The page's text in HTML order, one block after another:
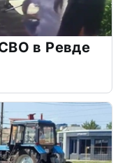
в Ревде